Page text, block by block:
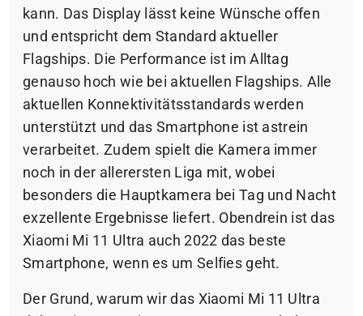
kann. Das Display lässt keine Wünsche offen
und entspricht dem Standard aktueller
Flagships. Die Performance ist im Alltag
genauso hoch wie bei aktuellen Flagships. Alle
aktuellen Konnektivitätsstandards werden
unterstützt und das Smartphone ist astrein
verarbeitet. Zudem spielt die Kamera immer
noch in der allerersten Liga mit, wobei
besonders die Hauptkamera bei Tag und Nacht
exzellente Ergebnisse liefert. Obendrein ist das
Xiaomi Mi 11 Ultra auch 2022 das beste
Smartphone, wenn es um Selfies geht.
Der Grund, warum wir das Xiaomi Mi 11 Ultra